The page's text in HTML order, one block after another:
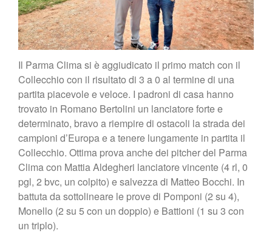
Il Parma Clima si è aggiudicato il primo match con il
Collecchio con il risultato di 3 a 0 al termine di una
partita piacevole e veloce. I padroni di casa hanno
trovato in Romano Bertolini un lanciatore forte e
determinato, bravo a riempire di ostacoli la strada dei
campioni d’Europa e a tenere lungamente in partita il
Collecchio. Ottima prova anche dei pitcher del Parma
Clima con Mattia Aldegheri lanciatore vincente (4 rl, 0
pgl, 2 bvc, un colpito) e salvezza di Matteo Bocchi. In
battuta da sottolineare le prove di Pomponi (2 su 4),
Monello (2 su 5 con un doppio) e Battioni (1 su 3 con
un triplo).